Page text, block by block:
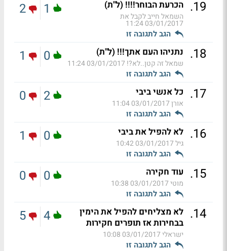
19
. הכרעת הבוחר!!!! (ל"ת)
השמאל חייב לקבל את
03/01/2017 11:24
הגב לתגובה זו
1
2
18
. נתניהו העם אתך!!! (ל"ת)
שמאל זה קטן..לא?! 03/01/2017 11:24
הגב לתגובה זו
0
1
17
. כל אנשי ביבי
אורן03/01/2017 11:04
הגב לתגובה זו
2
0
16
. לא להפיל את ביבי
גיל03/01/2017 10:42
הגב לתגובה זו
0
1
15
. עוד חקירה
מוטי03/01/2017 10:38
הגב לתגובה זו
0
0
14
. לא מצליחים להפיל את הימין
בבחירות אז תופרים חקירות
ישראלי03/01/2017 10:08
הגב לתגובה זו
4
5